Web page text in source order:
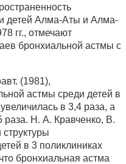
детей Алма-Аты и Алма-
гг., отмечают
бронхиальной астмы с
(1981),
астмы среди детей в
в 3,4 раза, а
Н. А. Кравченко, В.
в 3 поликлиниках
бронхиальная астма